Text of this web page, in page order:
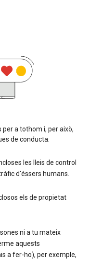
a tothom i, per això,
de conducta:
les lleis de control
d'éssers humans.
els de propietat
ni a tu mateix
aquests
a fer-ho), per exemple,